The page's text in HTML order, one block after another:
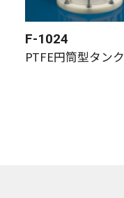
F-1024
PTFE円筒型タンク